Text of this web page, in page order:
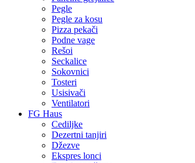
Pegle
Pegle za kosu
Pizza pekači
Podne vage
Rešoi
Seckalice
Sokovnici
Tosteri
Usisivači
Ventilatori
FG Haus
Cediljke
Dezertni tanjiri
Džezve
Ekspres lonci